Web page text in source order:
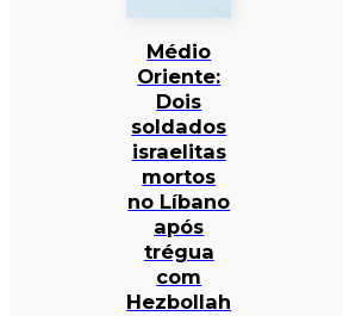
Médio
Oriente:
Dois
soldados
israelitas
mortos
no Líbano
após
trégua
com
Hezbollah